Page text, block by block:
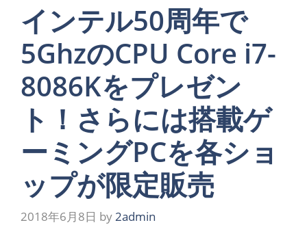
インテル50周年で
5GhzのCPU Core i7-
8086Kをプレゼン
ト！さらには搭載ゲ
ーミングPCを各ショ
ップが限定販売
2018年6月8日 by2admin